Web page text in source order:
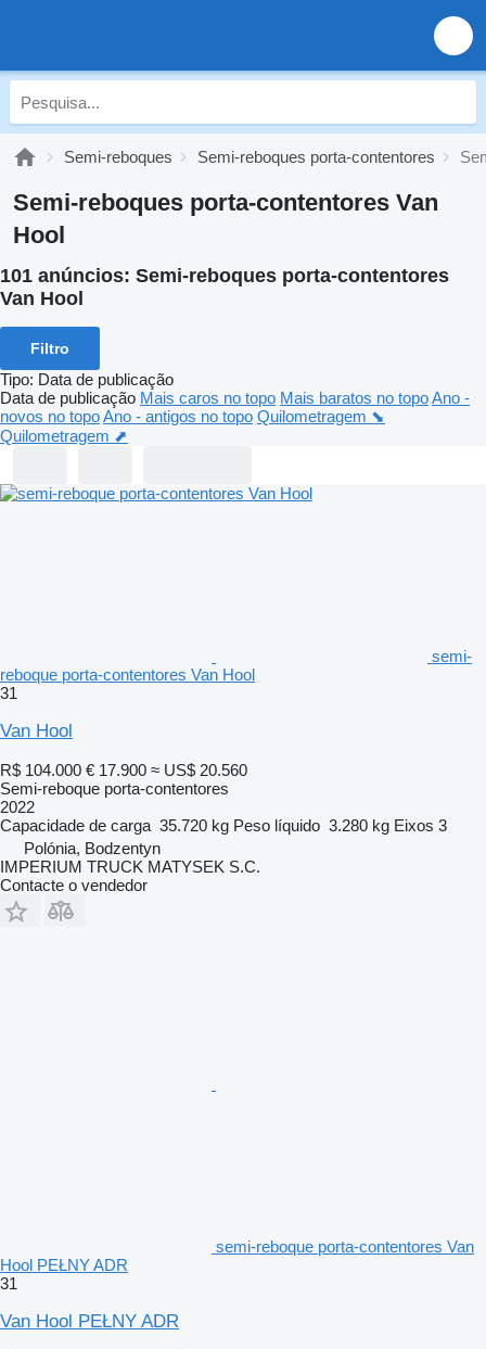
Semi-reboques Semi-reboques porta-contentores
Semi-reboques porta-contentores Van
Hool
101 anúncios: Semi-reboques porta-contentores
Van Hool
Filtro
Tipo: Data de publicação
Data de publicação Mais caros no topo Mais baratos no topoAno -
novos no topoAno - antigos no topo Quilometragem ⬊
Quilometragem ⬈
semi-
reboque porta-contentores Van Hool
31
Van Hool
R$ 104.000 € 17.900 ≈ US$ 20.560
Semi-reboque porta-contentores
2022
Capacidade de carga 35.720 kg Peso líquido 3.280 kg Eixos 3
Polónia, Bodzentyn
IMPERIUM TRUCK MATYSEK S.C.
Contacte o vendedor
semi-reboque porta-contentores Van
Hool PEŁNY ADR
31
Van Hool PEŁNY ADR